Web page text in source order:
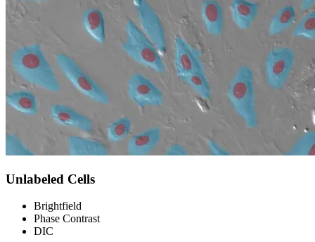
Unlabeled Cells
Brightfield
Phase Contrast
DIC